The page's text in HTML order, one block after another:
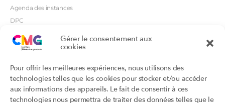
Gérer le consentement aux
cookies
Pour offrir les meilleures expériences, nous utilisons des
technologies telles que les cookies pour stocker et/ou accéder
aux informations des appareils. Le fait de consentir à ces
technologies nous permettra de traiter des données telles que le
Agenda des instances
DPC
CSI
Orientations prioritaires
Productions
Productions du Collège
Productions des structures
adhérentes
Portails
Annuaire DU/DIU
Archimede.fr
Ebmfrance.net